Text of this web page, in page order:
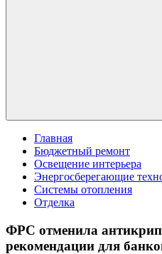
Главная
Бюджетный ремонт
Освещение интерьера
Энергосберегающие
Системы отопления
Отделка
ФРС отменила
рекомендации для